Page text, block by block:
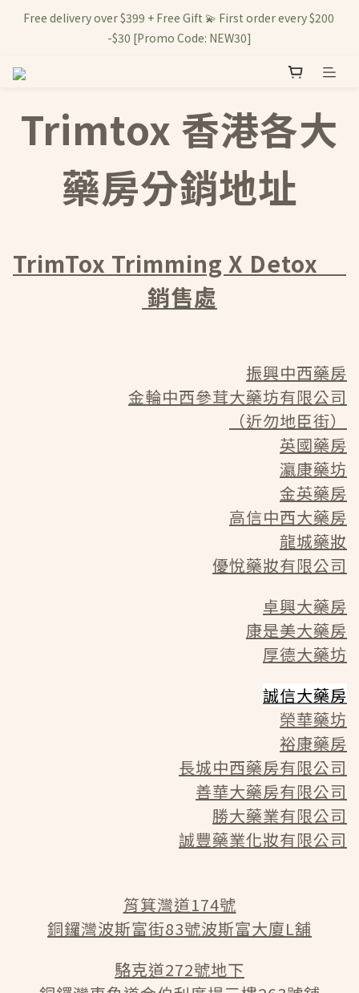
Free delivery over $399 + Free Gift 💫 First order every $200
-$30 [Promo Code: NEW30]
Trimtox 香港各大
藥房分銷地址
TrimTox Trimming X Detox
銷售處
振興中西藥房
金輪中西參茸大藥坊有限公司
（近勿地臣街）
英國藥房
瀛康藥坊
金英藥房
高信中西大藥房
龍城藥妝
優悅藥妝有限公司
卓興大藥房
康是美大藥房
厚德大藥坊
誠信大藥房
榮華藥坊
裕康藥房
長城中西藥房有限公司
善華大藥房有限公司
勝大藥業有限公司
誠豐藥業化妝有限公司
筲箕灣道174號
銅鑼灣波斯富街83號波斯富大廈L舖
駱克道272號地下